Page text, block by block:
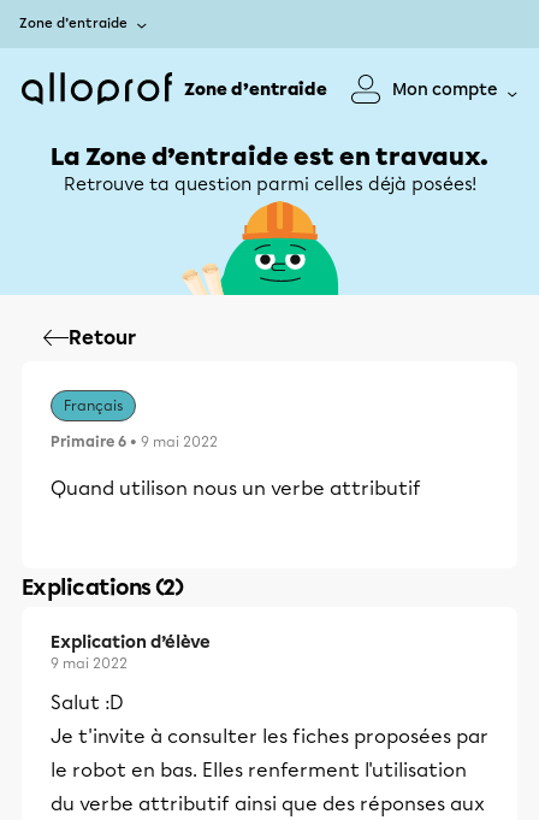
Zone d’entraide
Zone d’entraide Mon compte
La Zone d’entraide est en travaux.
Retrouve ta question parmi celles déjà posées!
Retour
Français
Primaire 6 • 9 mai 2022
Quand utilison nous un verbe attributif
Explications (2)
Explication d’élève
9 mai 2022
Salut :D
Je t'invite à consulter les fiches proposées par
le robot en bas. Elles renferment l'utilisation
du verbe attributif ainsi que des réponses aux